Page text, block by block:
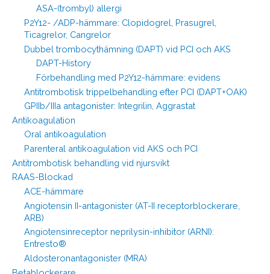
ASA-(trombyl) allergi
P2Y12- /ADP-hämmare: Clopidogrel, Prasugrel,
Ticagrelor, Cangrelor
Dubbel trombocythämning (DAPT) vid PCI och AKS
DAPT-History
Förbehandling med P2Y12-hämmare: evidens
Antitrombotisk trippelbehandling efter PCI (DAPT+OAK)
GPIIb/IIIa antagonister: Integrilin, Aggrastat
Antikoagulation
Oral antikoagulation
Parenteral antikoagulation vid AKS och PCI
Antitrombotisk behandling vid njursvikt
RAAS-Blockad
ACE-hämmare
Angiotensin II-antagonister (AT-II receptorblockerare,
ARB)
Angiotensinreceptor neprilysin-inhibitor (ARNI):
Entresto®
Aldosteronantagonister (MRA)